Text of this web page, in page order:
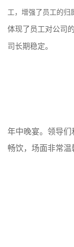
工， 增强了员工的归
体现了员工对公司
司长期稳定。
年中晚宴。 领导们
畅饮，场面非常温